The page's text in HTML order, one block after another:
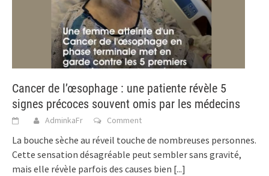
Cancer de l’œsophage : une patiente révèle 5
signes précoces souvent omis par les médecins
AdminkaFr Comment
La bouche sèche au réveil touche de nombreuses personnes.
Cette sensation désagréable peut sembler sans gravité,
mais elle révèle parfois des causes bien [...]